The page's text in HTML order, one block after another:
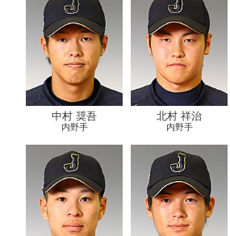
中村 奨吾
内野手
北村 祥治
内野手